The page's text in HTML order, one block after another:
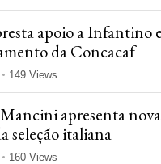
apoio a Infantino
da Concacaf
149 Views
apresenta
seleção italiana
160 Views